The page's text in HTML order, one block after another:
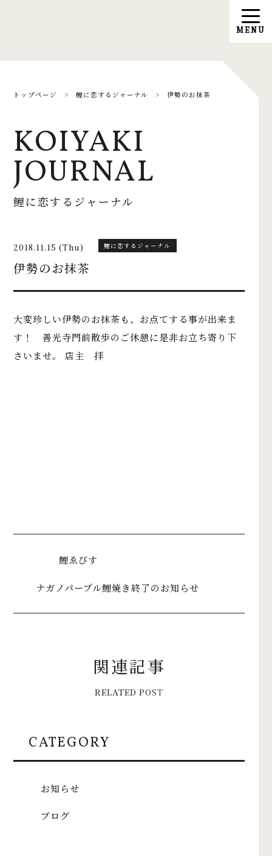
トップページ >鯉に恋するジャーナル > 伊勢のお抹茶
KOIYAKI
JOURNAL
鯉に恋するジャーナル
2018.11.15 (Thu) 鯉に恋するジャーナル
伊勢のお抹茶
大変珍しい伊勢のお抹茶も、お点てする事が出来ま
す！ 善光寺門前散歩のご休憩に是非お立ち寄り下
さいませ。 店主 拝
鯉ゑびす
ナガノパープル鯉焼き終了のお知らせ
関連記事
RELATED POST
CATEGORY
お知らせ
ブログ